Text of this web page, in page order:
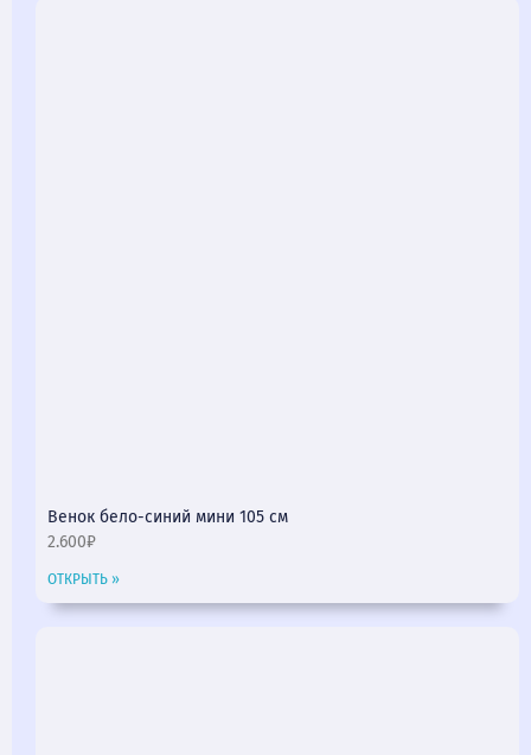
Венок бело-синий мини 105 см
2.600₽
ОТКРЫТЬ »